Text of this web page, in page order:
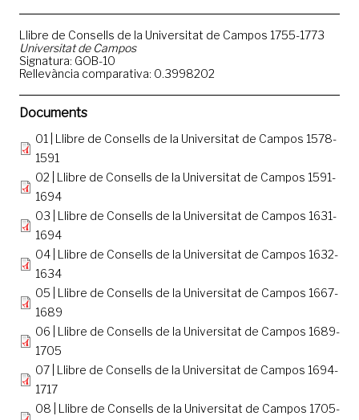
Llibre de Consells de la Universitat de Campos 1755-1773
Universitat de Campos
Signatura: GOB-10
Rellevància comparativa: 0.3998202
Documents
01 | Llibre de Consells de la Universitat de Campos 1578-
1591
02 | Llibre de Consells de la Universitat de Campos 1591-
1694
03 | Llibre de Consells de la Universitat de Campos 1631-
1694
04 | Llibre de Consells de la Universitat de Campos 1632-
1634
05 | Llibre de Consells de la Universitat de Campos 1667-
1689
06 | Llibre de Consells de la Universitat de Campos 1689-
1705
07 | Llibre de Consells de la Universitat de Campos 1694-
1717
08 | Llibre de Consells de la Universitat de Campos 1705-